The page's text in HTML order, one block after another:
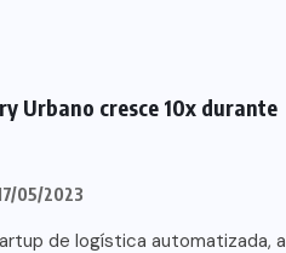
Urbano cresce 10x durante
05/2023
de logística automatizada, a
aposta em leite
no Brasil
06/08/2026